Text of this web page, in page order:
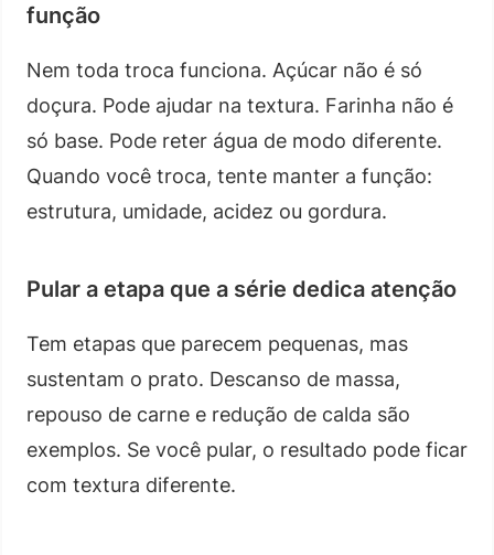
função
Nem toda troca funciona. Açúcar não é só
doçura. Pode ajudar na textura. Farinha não é
só base. Pode reter água de modo diferente.
Quando você troca, tente manter a função:
estrutura, umidade, acidez ou gordura.
Pular a etapa que a série dedica atenção
Tem etapas que parecem pequenas, mas
sustentam o prato. Descanso de massa,
repouso de carne e redução de calda são
exemplos. Se você pular, o resultado pode ficar
com textura diferente.